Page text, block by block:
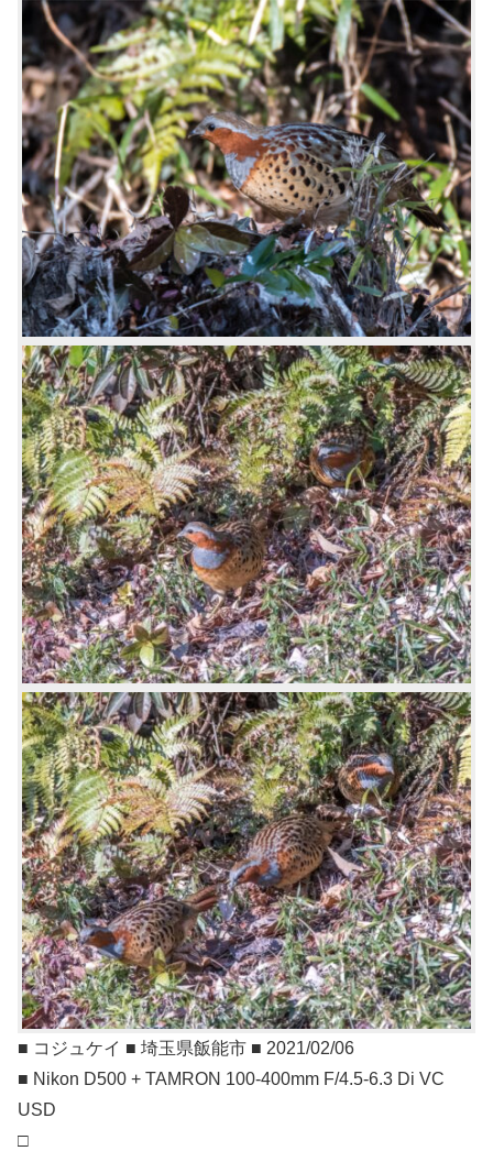
■ コジュケイ ■ 埼玉県飯能市 ■ 2021/02/06
■ Nikon D500 + TAMRON 100-400mm F/4.5-6.3 Di VC
USD
□